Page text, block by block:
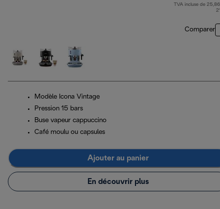
TVA incluse de
Comparer
Modèle Icona Vintage
Pression 15 bars
Buse vapeur cappuccino
Café moulu ou capsules
Ajouter au panier
En découvrir plus